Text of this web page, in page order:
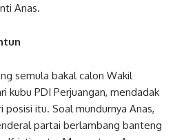
Anas.
semula bakal calon Wakil
kubu PDI Perjuangan, mendadak
posisi itu. Soal mundurnya Anas,
partai berlambang banteng